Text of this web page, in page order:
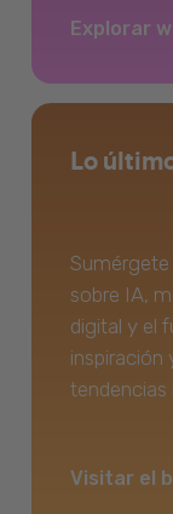
Explorar
Lo
Sumérgete
sobre IA,
digital y el
inspiración
tendencias
Visitar el